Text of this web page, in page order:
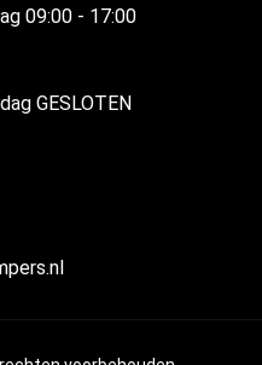
09:00 - 17:00
GESLOTEN